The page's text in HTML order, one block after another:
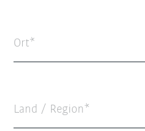
Ort
Land / Region*